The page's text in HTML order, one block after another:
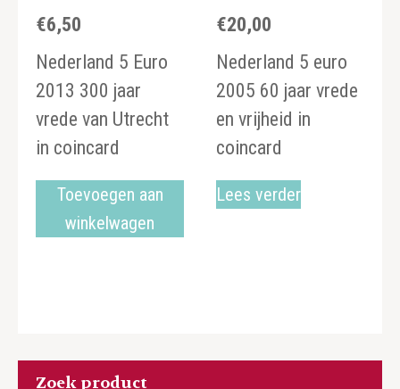
€6,50
Nederland 5 Euro
2013 300 jaar
vrede van Utrecht
in coincard
Toevoegen aan
winkelwagen
€20,00
Nederland 5 euro
2005 60 jaar vrede
en vrijheid in
coincard
Lees verder
Zoek product